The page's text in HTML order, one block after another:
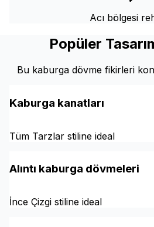
Acı bölgesi
Popüler
Bu kaburga dövme fikirleri
Kaburga kanatları
Tüm Tarzlar stiline ideal
Alıntı kaburga dövmeleri
İnce Çizgi stiline ideal